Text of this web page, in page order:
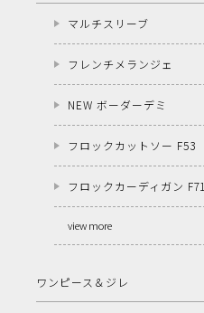
マルチスリーブ
フレンチメランジェ
NEW ボーダーデミ
フロックカットソー F53
フロックカーディガン F71
view more
ワンピース＆ジレ